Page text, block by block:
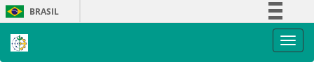
Skip
navigation
BRASIL